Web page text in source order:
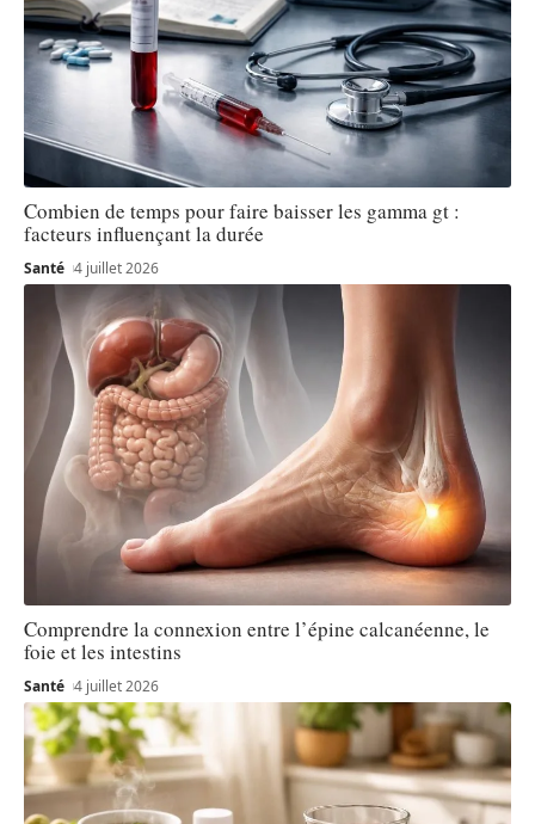
Combien de temps pour faire baisser les gamma gt :
facteurs influençant la durée
Santé 4 juillet 2026
Comprendre la connexion entre l’épine calcanéenne, le
foie et les intestins
Santé 4 juillet 2026